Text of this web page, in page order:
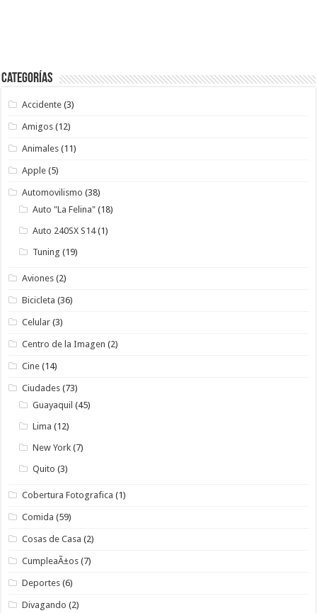
Categorías
Accidente (3)
Amigos (12)
Animales (11)
Apple (5)
Automovilismo (38)
Auto "La Felina" (18)
Auto 240SX S14(1)
Tuning (19)
Aviones (2)
Bicicleta (36)
Celular (3)
Centro de la Imagen (2)
Cine (14)
Ciudades (73)
Guayaquil (45)
Lima (12)
New York (7)
Quito (3)
Cobertura Fotografica (1)
Comida (59)
Cosas de Casa (2)
CumpleaÃ±os (7)
Deportes (6)
Divagando (2)